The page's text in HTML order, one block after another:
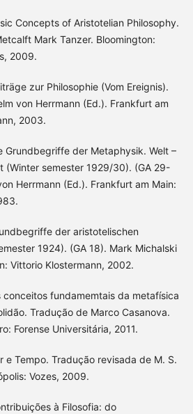
Concepts of Aristotelian Philosophy.
Mark Tanzer. Bloomington:
2009.
zur Philosophie (Vom Ereignis).
von Herrmann (Ed.). Frankfurt am
2003.
Grundbegriffe der Metaphysik. Welt –
(Winter semester 1929/30). (GA 29-
Herrmann (Ed.). Frankfurt am Main:
der aristotelischen
1924). (GA 18). Mark Michalski
Vittorio Klostermann, 2002.
conceitos fundamemtais da metafísica
Tradução de Marco Casanova.
Forense Universitária, 2011.
e Tempo. Tradução revisada de M. S.
Vozes, 2009.
à Filosofia: do